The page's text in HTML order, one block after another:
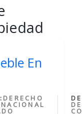
En
DERECHO